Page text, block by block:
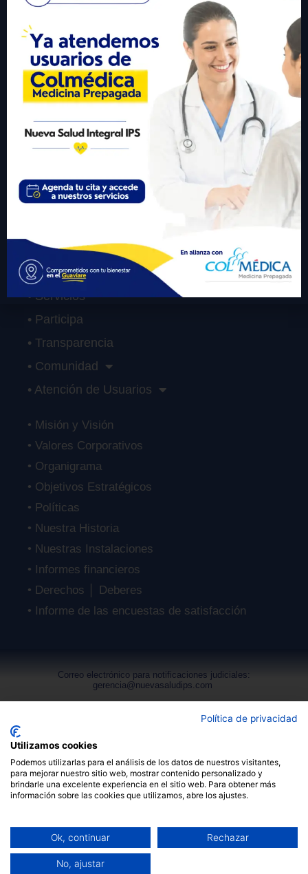
Correo electrónico para notificaciones judiciales:
gerencia@nuevasaludips.com
+57 310 6246977
Visitante #
432726
• Inicio
• Sobre Nosotros
• Servicios
• Participa
• Transparencia
• Comunidad
• Atención de Usuarios
• Misión y Visión
• Valores Corporativos
• Organigrama
• Objetivos Estratégicos
• Políticas
• Nuestra Historia
• Nuestras Instalaciones
• Informes financieros
• Derechos │ Deberes
• Informe de las encuestas de satisfacción
Correo electrónico para notificaciones judiciales:
gerencia@nuevasaludips.com
Política de
Privacidad
│
│ Mapa del Sitio │ Derechos de Autor │
Terminos y condiciones
│ Diseño WEB DG Pedro
Política de privacidad
Utilizamos cookies
Podemos utilizarlas para el análisis de los datos de nuestros visitantes,
para mejorar nuestro sitio web, mostrar contenido personalizado y
brindarle una excelente experiencia en el sitio web. Para obtener más
información sobre las cookies que utilizamos, abre los ajustes.
Ok, continuar Rechazar
No, ajustar